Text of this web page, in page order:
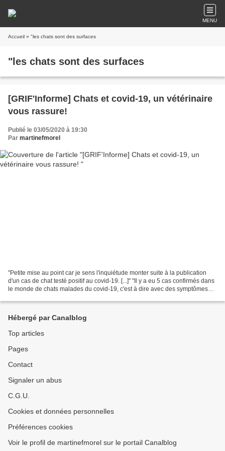
MENU
Accueil » "les chats sont des surfaces
"les chats sont des surfaces
[GRIF'Informe] Chats et covid-19, un vétérinaire
vous rassure!
Publié le 03/05/2020 à 19:30
Par martinefmorel
"Petite mise au point car je sens l'inquiétude monter suite à la publication
d'un cas de chat testé positif au covid-19. [...]" "Il y a eu 5 cas confirmés dans
le monde de chats malades du covid-19, c'est à dire avec des symptômes
Hébergé par Canalblog
Top articles
Pages
Contact
Signaler un abus
C.G.U.
Cookies et données personnelles
Préférences cookies
Voir le profil de martinefmorel sur le portail Canalblog